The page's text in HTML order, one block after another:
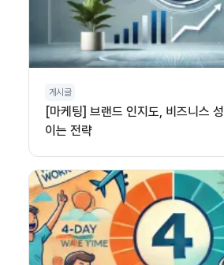
게시글
[마케팅] 브랜드 인지도, 비즈니스
이는 전략